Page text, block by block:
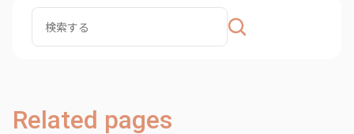
Related pages